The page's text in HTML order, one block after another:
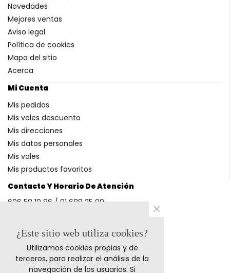
Contacto Y Horario De Atención
606 58 10 86 / 91 688 25 99
Métodos De Pago
Novedades
Mejores ventas
Aviso legal
Política de cookies
Mapa del sitio
Acerca
Mi Cuenta
Mis pedidos
Mis vales descuento
Mis direcciones
Mis datos personales
Mis vales
Mis productos favoritos
¿Este sitio web utiliza cookies?
Utilizamos cookies propias y de
terceros, para realizar el análisis de la
navegación de los usuarios. Si
×